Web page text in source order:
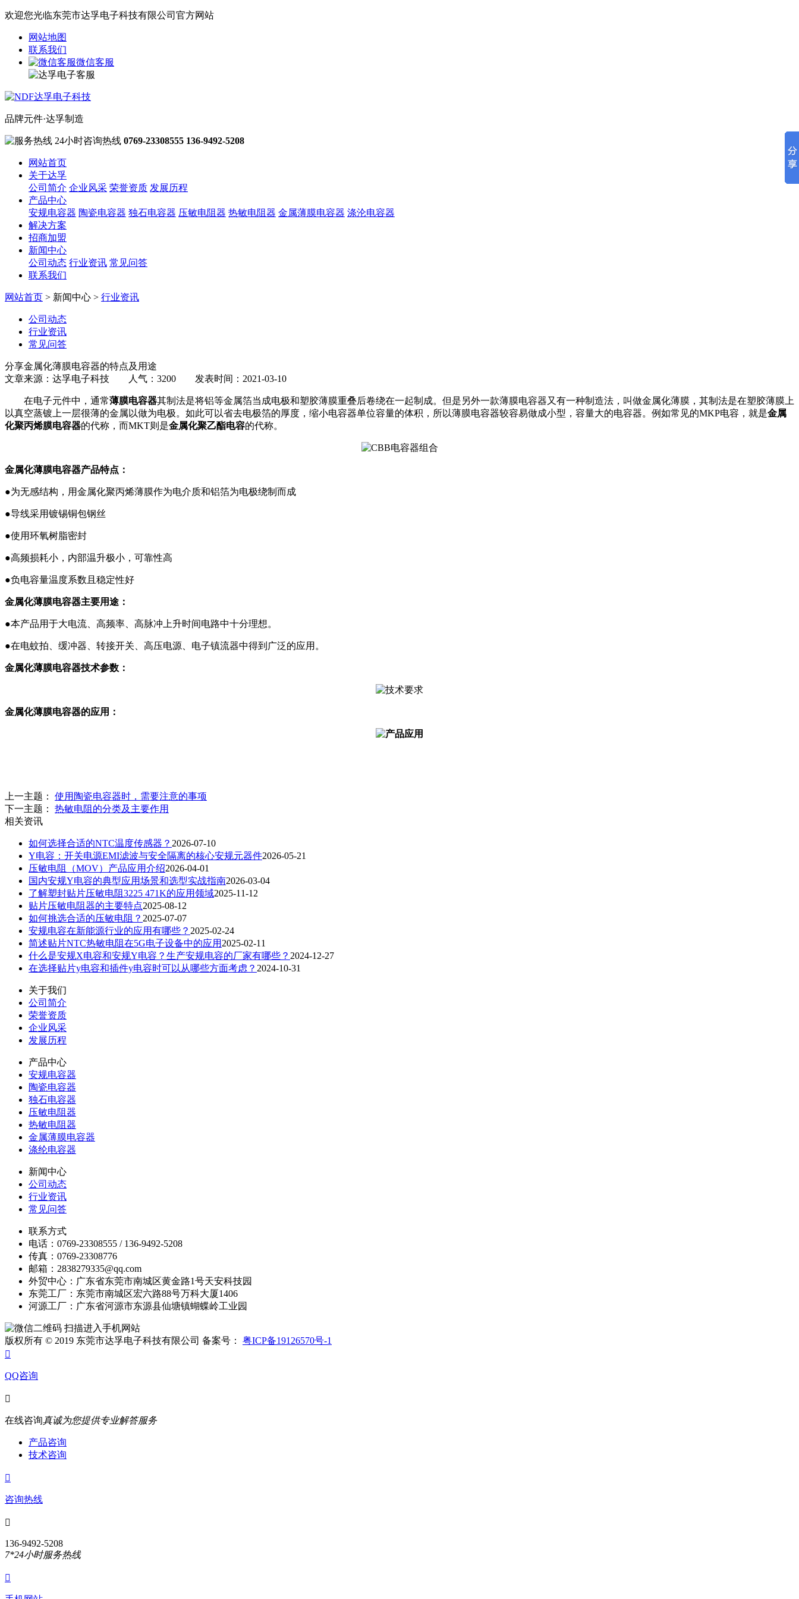
欢迎您光临东莞市达孚电子科技有限公司官方网站
网站地图
联系我们
微信客服
品牌元件·达孚制造
24小时咨询热线 0769-23308555 136-9492-5208
网站首页
关于达孚
公司简介 企业风采 荣誉资质 发展历程
产品中心
安规电容器 陶瓷电容器 独石电容器 压敏电阻器 热敏电阻器 金属薄膜电容器 涤沦电容器
解决方案
招商加盟
新闻中心
公司动态 行业资讯 常见问答
联系我们
网站首页 > 新闻中心 > 行业资讯
公司动态
行业资讯
常见问答
分享金属化薄膜电容器的特点及用途
文章来源：达孚电子科技 人气：3200 发表时间：2021-03-10
在电子元件中，通常薄膜电容器其制法是将铝等金属箔当成电极和塑胶薄膜重叠后卷绕在一起制成。但是另外一款薄膜电容器又有一种制造法，叫做金属化薄膜，其制法是在塑胶薄膜上
以真空蒸镀上一层很薄的金属以做为电极。如此可以省去电极箔的厚度，缩小电容器单位容量的体积，所以薄膜电容器较容易做成小型，容量大的电容器。例如常见的MKP电容，就是金属
化聚丙烯膜电容器的代称，而MKT则是金属化聚乙酯电容的代称。
金属化薄膜电容器产品特点：
●为无感结构，用金属化聚丙烯薄膜作为电介质和铝箔为电极绕制而成
●导线采用镀锡铜包钢丝
●使用环氧树脂密封
●高频损耗小，内部温升极小，可靠性高
●负电容量温度系数且稳定性好
金属化薄膜电容器主要用途：
●本产品用于大电流、高频率、高脉冲上升时间电路中十分理想。
●在电蚊拍、缓冲器、转接开关、高压电源、电子镇流器中得到广泛的应用。
金属化薄膜电容器技术参数：
金属化薄膜电容器的应用：
上一主题： 使用陶瓷电容器时，需要注意的事项
下一主题： 热敏电阻的分类及主要作用
相关资讯
如何选择合适的NTC温度传感器？ 2026-07-10
Y电容：开关电源EMI滤波与安全隔离的核心安规元器件2026-05-21
压敏电阻（MOV）产品应用介绍2026-04-01
国内安规Y电容的典型应用场景和选型实战指南2026-03-04
了解塑封贴片压敏电阻3225 471K的应用领域2025-11-12
贴片压敏电阻器的主要特点2025-08-12
如何挑选合适的压敏电阻？ 2025-07-07
安规电容在新能源行业的应用有哪些？ 2025-02-24
简述贴片NTC热敏电阻在5G电子设备中的应用 2025-02-11
什么是安规X电容和安规Y电容？生产安规电容的厂家有哪些？ 2024-12-27
在选择贴片y电容和插件y电容时可以从哪些方面考虑？ 2024-10-31
关于我们
公司简介
荣誉资质
企业风采
发展历程
产品中心
安规电容器
陶瓷电容器
独石电容器
压敏电阻器
热敏电阻器
金属薄膜电容器
涤纶电容器
新闻中心
公司动态
行业资讯
常见问答
联系方式
电话：0769-23308555 / 136-9492-5208
传真：0769-23308776
邮箱：2838279335@qq.com
外贸中心：广东省东莞市南城区黄金路1号天安科技园
东莞工厂：东莞市南城区宏六路88号万科大厦1406
河源工厂：广东省河源市东源县仙塘镇蝴蝶岭工业园
扫描进入手机网站
版权所有 © 2019 东莞市达孚电子科技有限公司 备案号： 粤ICP备19126570号-1

QQ咨询

在线咨询真诚为您提供专业解答服务
产品咨询
技术咨询

咨询热线

136-9492-5208
7*24小时服务热线
